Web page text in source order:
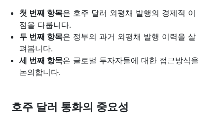
첫 번째 항목은 호주 달러 외평채 발행의 경제적 이
점을 다룹니다.
두 번째 항목은 정부의 과거 외평채 발행 이력을 살
펴봅니다.
세 번째 항목은 글로벌 투자자들에 대한 접근방식을
논의합니다.
호주 달러 통화의 중요성